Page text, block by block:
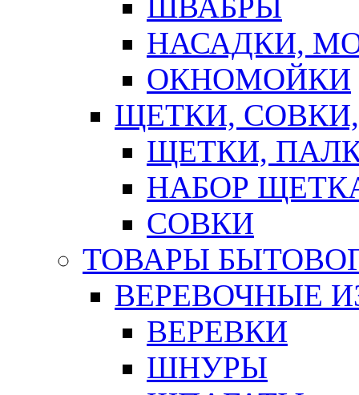
ШВАБРЫ
НАСАДКИ,
ОКНОМОЙКИ
ЩЕТКИ,
ЩЕТКИ,
НАБОР
СОВКИ
ТОВАРЫ
ВЕРЕВОЧНЫЕ
ВЕРЕВКИ
ШНУРЫ